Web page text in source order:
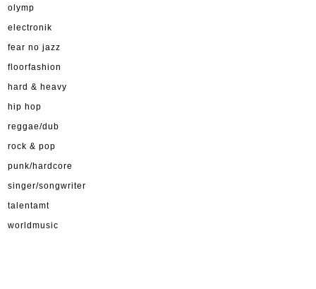
olymp
electronik
fear no jazz
floorfashion
hard & heavy
hip hop
reggae/dub
rock & pop
punk/hardcore
singer/songwriter
talentamt
worldmusic